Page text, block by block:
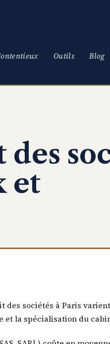
Outils Blog
et
des sociétés à Paris
et la spécialisation du